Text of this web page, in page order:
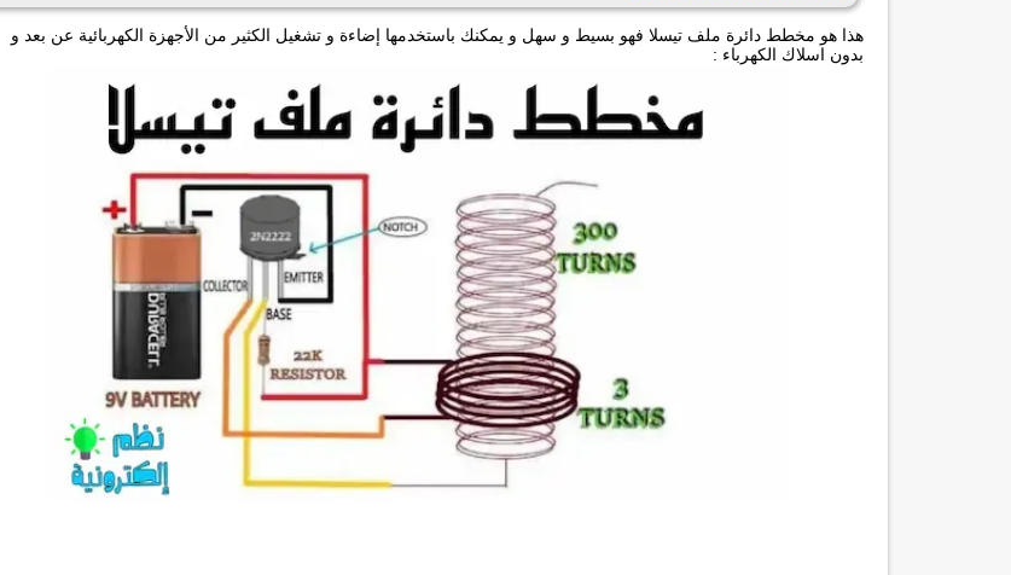
هذا هو مخطط دائرة ملف تيسلا فهو بسيط و سهل و يمكنك باستخدمها إضاءة و تشغيل الكثير من الأجهزة الكهربائية عن بعد و
بدون اسلاك الكهرباء :